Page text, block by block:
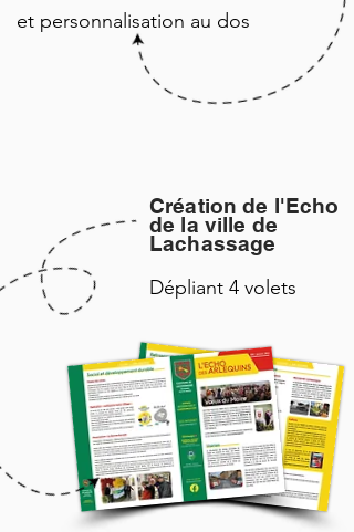
et personnalisation au dos
Création de l'Echo
de la ville de
Lachassage
Dépliant 4 volets